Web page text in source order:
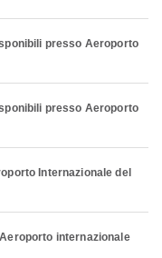
presso Aeroporto
presso Aeroporto
Internazionale del
internazionale